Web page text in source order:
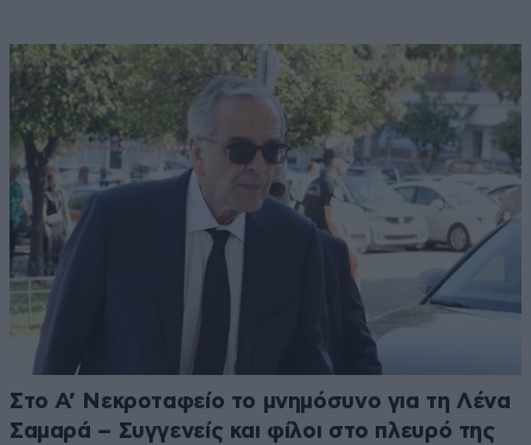
Στο Α’ Νεκροταφείο το μνημόσυνο για τη Λένα
Σαμαρά – Συγγενείς και φίλοι στο πλευρό της